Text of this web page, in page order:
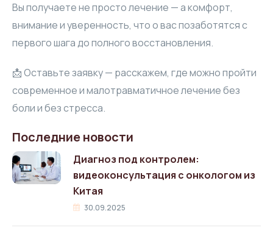
Вы получаете не просто лечение — а комфорт,
внимание и уверенность, что о вас позаботятся с
первого шага до полного восстановления.
📩 Оставьте заявку — расскажем, где можно пройти
современное и малотравматичное лечение без
боли и без стресса.
Последние новости
Диагноз под контролем:
видеоконсультация с онкологом из
Китая
30.09.2025